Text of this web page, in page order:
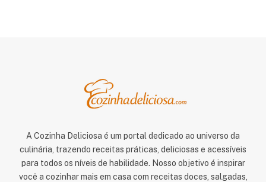
A Cozinha Deliciosa é um portal dedicado ao universo da
culinária, trazendo receitas práticas, deliciosas e acessíveis
para todos os níveis de habilidade. Nosso objetivo é inspirar
você a cozinhar mais em casa com receitas doces, salgadas,